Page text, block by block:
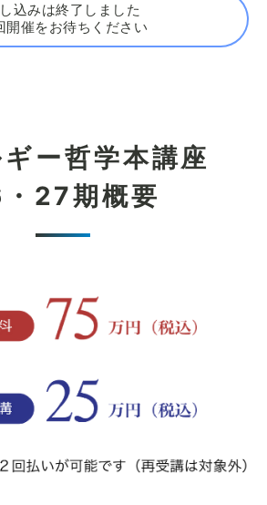
込みは終了しました
開催をお待ちください
ー哲学本講座
27期概要